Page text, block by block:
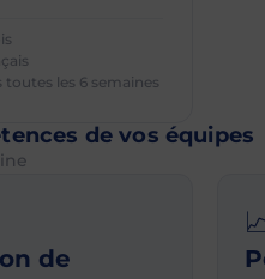
toutes les 6 semaines
de vos équipes
de